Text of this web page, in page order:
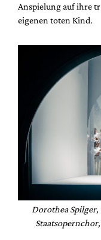
Anspielung auf ihre
eigenen toten Kind.
Dorothea